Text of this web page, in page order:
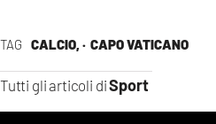
TAG CALCIO, · CAPO VATICANO
Tutti gli articoli diSport